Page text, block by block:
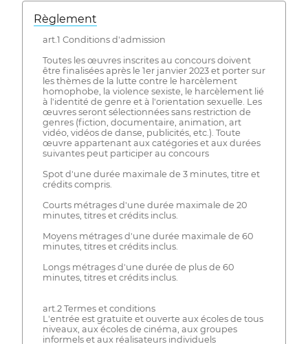
Règlement
art.1 Conditions d'admission
Toutes les œuvres inscrites au concours doivent
être finalisées après le 1er janvier 2023 et porter sur
les thèmes de la lutte contre le harcèlement
homophobe, la violence sexiste, le harcèlement lié
à l'identité de genre et à l'orientation sexuelle. Les
œuvres seront sélectionnées sans restriction de
genres (fiction, documentaire, animation, art
vidéo, vidéos de danse, publicités, etc.). Toute
œuvre appartenant aux catégories et aux durées
suivantes peut participer au concours
Spot d'une durée maximale de 3 minutes, titre et
crédits compris.
Courts métrages d'une durée maximale de 20
minutes, titres et crédits inclus.
Moyens métrages d'une durée maximale de 60
minutes, titres et crédits inclus.
Longs métrages d'une durée de plus de 60
minutes, titres et crédits inclus.
art.2 Termes et conditions
L'entrée est gratuite et ouverte aux écoles de tous
niveaux, aux écoles de cinéma, aux groupes
informels et aux réalisateurs individuels